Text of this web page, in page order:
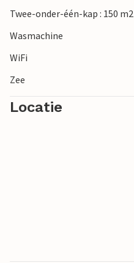
ongeëvenaard
rust en schoonheid
Twee-onder-één-kap : 150 m2
Wasmachine
WiFi
Zee
Locatie